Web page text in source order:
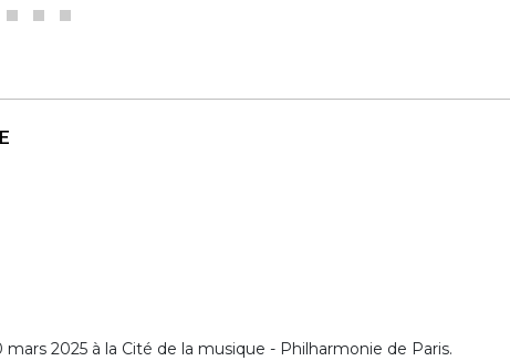
2025 à la Cité de la musique - Philharmonie de Paris.